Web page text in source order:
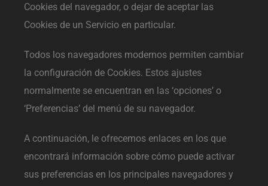
Cookies del navegador, o dejar de aceptar las
Cookies de un Servicio en particular.
Todos los navegadores modernos permiten cambiar
la configuración de Cookies. Estos ajustes
normalmente se encuentran en las ‘opciones’ o
‘Preferencias’ del menú de su navegador.
A continuación, le ofrecemos enlaces en los que
encontrará información sobre cómo puede activar
sus preferencias en los principales navegadores y